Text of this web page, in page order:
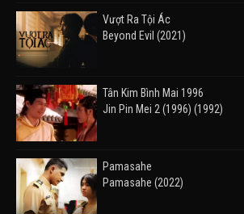
Vượt Ra Tội Ác
Beyond Evil (2021)
Tân Kim Bình Mai 1996
Jin Pin Mei 2 (1996) (1992)
Pamasahe
Pamasahe (2022)